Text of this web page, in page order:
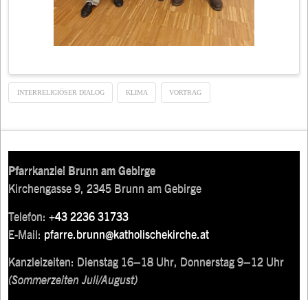
INTERRELIGIÖSER DIALOG KLIMA VORTRAG
Pfarrkanzlei Brunn am Gebirge
Kirchengasse 9, 2345 Brunn am Gebirge
Telefon:+43 2236 31733
E-Mail: pfarre.brunn@katholischekirche.at
Kanzleizeiten: Dienstag 16–18 Uhr, Donnerstag 9–12 Uhr
(Sommerzeiten Juli/August)